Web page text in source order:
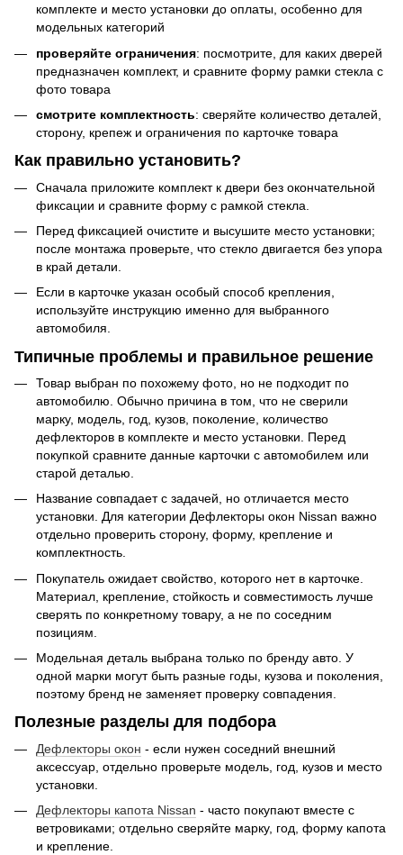
комплекте и место установки до оплаты, особенно для
модельных категорий
проверяйте ограничения: посмотрите, для каких дверей
предназначен комплект, и сравните форму рамки стекла с
фото товара
смотрите комплектность: сверяйте количество деталей,
сторону, крепеж и ограничения по карточке товара
Как правильно установить?
Сначала приложите комплект к двери без окончательной
фиксации и сравните форму с рамкой стекла.
Перед фиксацией очистите и высушите место установки;
после монтажа проверьте, что стекло двигается без упора
в край детали.
Если в карточке указан особый способ крепления,
используйте инструкцию именно для выбранного
автомобиля.
Типичные проблемы и правильное решение
Товар выбран по похожему фото, но не подходит по
автомобилю. Обычно причина в том, что не сверили
марку, модель, год, кузов, поколение, количество
дефлекторов в комплекте и место установки. Перед
покупкой сравните данные карточки с автомобилем или
старой деталью.
Название совпадает с задачей, но отличается место
установки. Для категории Дефлекторы окон Nissan важно
отдельно проверить сторону, форму, крепление и
комплектность.
Покупатель ожидает свойство, которого нет в карточке.
Материал, крепление, стойкость и совместимость лучше
сверять по конкретному товару, а не по соседним
позициям.
Модельная деталь выбрана только по бренду авто. У
одной марки могут быть разные годы, кузова и поколения,
поэтому бренд не заменяет проверку совпадения.
Полезные разделы для подбора
Дефлекторы окон - если нужен соседний внешний
аксессуар, отдельно проверьте модель, год, кузов и место
установки.
Дефлекторы капота Nissan - часто покупают вместе с
ветровиками; отдельно сверяйте марку, год, форму капота
и крепление.